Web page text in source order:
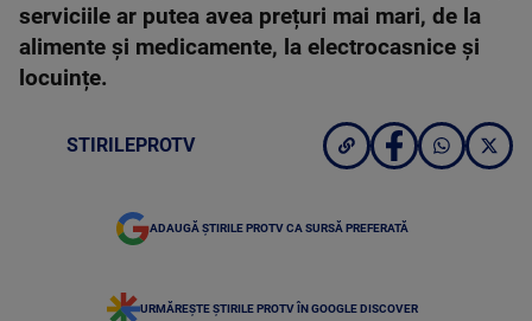
serviciile ar putea avea prețuri mai mari, de la
alimente și medicamente, la electrocasnice și
locuințe.
STIRILEPROTV
ADAUGĂ ȘTIRILE PROTV CA SURSĂ PREFERATĂ
URMĂREȘTE ȘTIRILE PROTV ÎN GOOGLE DISCOVER